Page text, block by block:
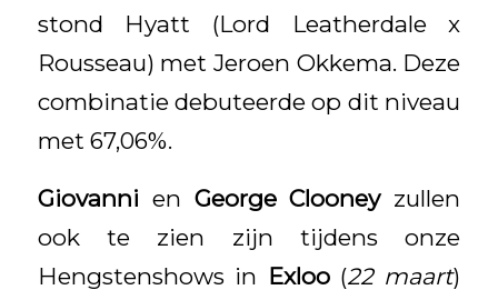
stond Hyatt (Lord Leatherdale x
Rousseau) met Jeroen Okkema. Deze
combinatie debuteerde op dit niveau
met 67,06%.
Giovanni en George Clooneyzullen
ook te zien zijn tijdens onze
Hengstenshows in Exloo(22 maart)